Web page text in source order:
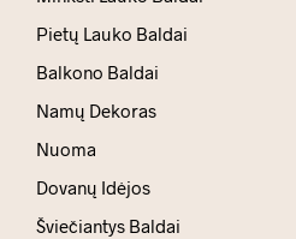
Pietų Lauko Baldai
Balkono Baldai
Namų Dekoras
Nuoma
Dovanų Idėjos
Šviečiantys Baldai